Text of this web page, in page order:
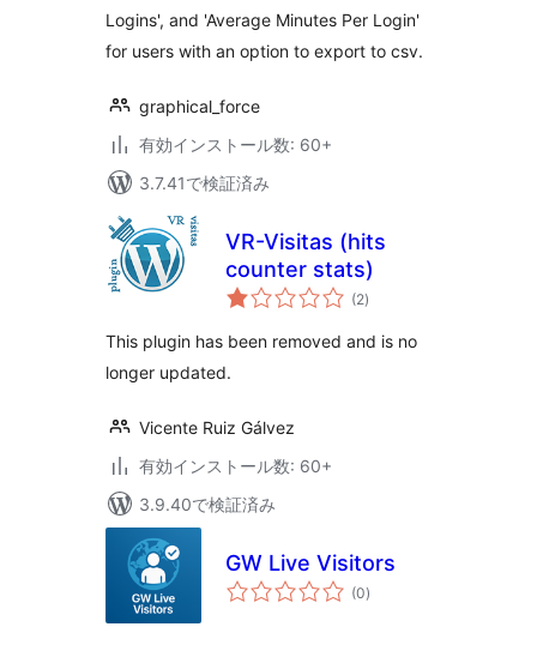
Logins', and 'Average Minutes Per Login'
for users with an option to export to csv.
graphical_force
有効インストール数: 60+
3.7.41で検証済み
VR-Visitas (hits
counter stats)
(2個
の
価
)
This plugin has been removed and is no
longer updated.
Vicente Ruiz Gálvez
有効インストール数: 60+
3.9.40で検証済み
GW Live Visitors
(0個
の)